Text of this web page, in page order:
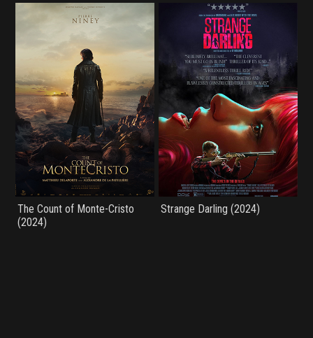
The Count of Monte-Cristo
(2024)
Strange Darling (2024)